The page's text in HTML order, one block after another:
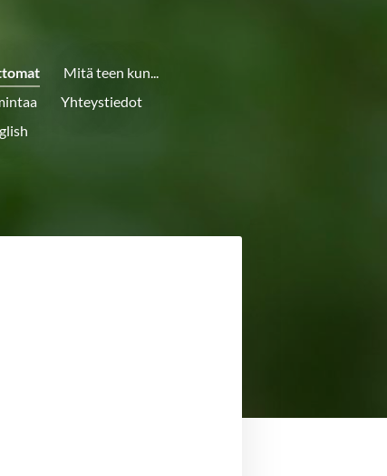
Mitä teen kun...
Yhteystiedot